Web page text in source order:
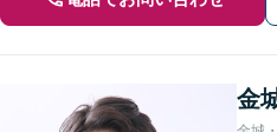
金